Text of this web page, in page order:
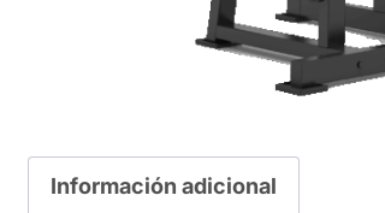
Información adicional